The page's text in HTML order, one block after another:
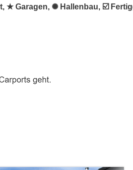
★ Garagen, ✺ Hallenbau, ☑️